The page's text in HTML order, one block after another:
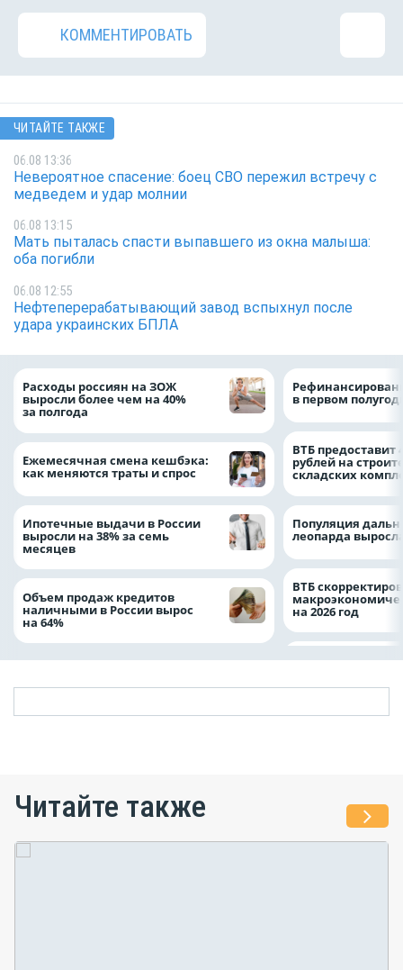
КОММЕНТИРОВАТЬ
ЧИТАЙТЕ ТАКЖЕ
06.08 13:36
Невероятное спасение: боец СВО пережил встречу с
медведем и удар молнии
06.08 13:15
Мать пыталась спасти выпавшего из окна малыша:
оба погибли
06.08 12:55
Нефтеперерабатывающий завод вспыхнул после
удара украинских БПЛА
Расходы россиян на ЗОЖ
выросли более чем на 40%
за полгода
Ежемесячная смена кешбэка:
как меняются траты и спрос
Ипотечные выдачи в России
выросли на 38% за семь
месяцев
Объем продаж кредитов
наличными в России вырос
на 64%
в первом
ВТБ предоставит
рублей на
складских
Популяция
леопарда
ВТБ
на 2026 год
Читайте также